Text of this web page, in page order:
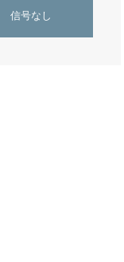
信号なし